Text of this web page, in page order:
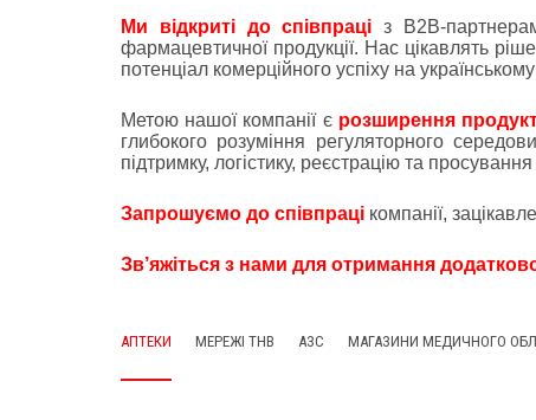
Ми відкриті до співпраці з B2B-
фармацевтичної продукції. Нас цікавлять
потенціал комерційного успіху на
Метою нашої компанії є розширення
глибокого розуміння регуляторного
підтримку, логістику, реєстрацію та просування
Запрошуємо до співпраці компанії,
Зв’яжіться з нами для отримання
АПТЕКИ МЕРЕЖІ ТНВ АЗС МАГАЗИНИ МЕДИЧНОГО